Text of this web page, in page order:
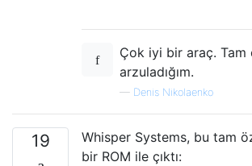
Çok iyi bir araç. Tam
arzuladığım.
— Denis Nikolaenko
19
Whisper Systems, bu tam
bir ROM ile çıktı: